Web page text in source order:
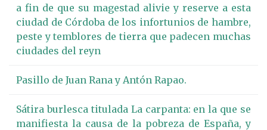
a fin de que su magestad alivie y reserve a esta
ciudad de Córdoba de los infortunios de hambre,
peste y temblores de tierra que padecen muchas
ciudades del reyn
Pasillo de Juan Rana y Antón Rapao.
Sátira burlesca titulada La carpanta: en la que se
manifiesta la causa de la pobreza de España, y